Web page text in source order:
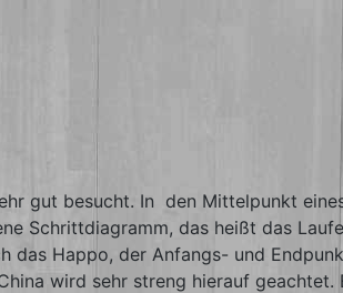
gut besucht. In den Mittelpunkt
Schrittdiagramm, das heißt das
Happo, der Anfangs- und
wird sehr streng hierauf